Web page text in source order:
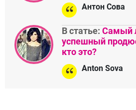
Антон Сова
В статье: Самый
успешный
кто это?
Anton Sova